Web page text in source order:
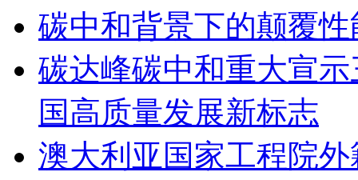
碳中和背景下的颠覆
碳达峰碳中和重大宣
国高质量发展新标志
澳大利亚国家工程院